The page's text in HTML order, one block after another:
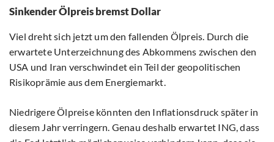
Sinkender Ölpreis bremst Dollar
Viel dreht sich jetzt um den fallenden Ölpreis. Durch die
erwartete Unterzeichnung des Abkommens zwischen den
USA und Iran verschwindet ein Teil der geopolitischen
Risikoprämie aus dem Energiemarkt.
Niedrigere Ölpreise könnten den Inflationsdruck später in
diesem Jahr verringern. Genau deshalb erwartet ING, dass